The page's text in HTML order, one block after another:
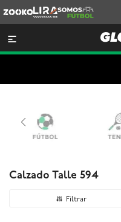
Lira
Somos
Futbol

Calzado Talle 594